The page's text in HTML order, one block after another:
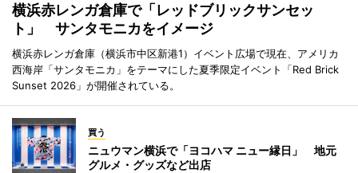
横浜赤レンガ倉庫で「レッドブリックサンセッ
ト」 サンタモニカをイメージ
横浜赤レンガ倉庫（横浜市中区新港1）イベント広場で現在、アメリカ
西海岸「サンタモニカ」をテーマにした夏季限定イベント「Red Brick
Sunset 2026」が開催されている。
買う
ニュウマン横浜で「ヨコハマ ニュー縁日」 地元
グルメ・グッズなど出店